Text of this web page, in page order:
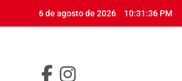
6 de agosto de 2026 10:31:37 PM